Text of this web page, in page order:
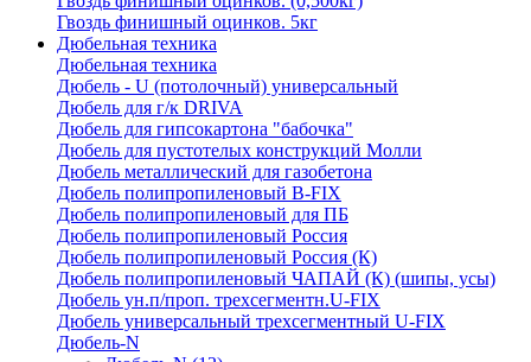
Гвоздь финишный оцинков. 5кг
Дюбельная техника
Дюбельная техника
Дюбель - U (потолочный) универсальный
Дюбель для г/к DRIVA
Дюбель для гипсокартона "бабочка"
Дюбель для пустотелых конструкций Молли
Дюбель металлический для газобетона
Дюбель полипропиленовый В-FIX
Дюбель полипропиленовый для ПБ
Дюбель полипропиленовый Россия
Дюбель полипропиленовый Россия (К)
Дюбель полипропиленовый ЧАПАЙ (К) (шипы, усы)
Дюбель ун.п/проп. трехсегментн.U-FIX
Дюбель универсальный трехсегментный U-FIX
Дюбель-N